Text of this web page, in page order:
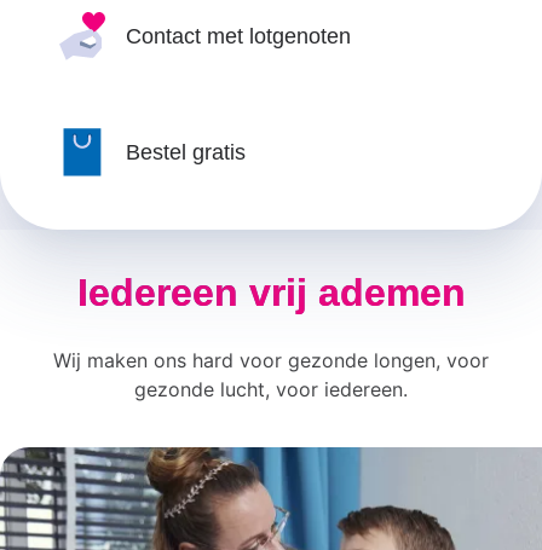
Contact met lotgenoten
Bestel gratis
Iedereen vrij ademen
Wij maken ons hard voor gezonde longen, voor
gezonde lucht, voor iedereen.